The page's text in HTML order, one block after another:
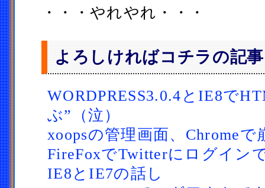
・・・やれやれ・・・
よろしければコチラの記
WORDPRESS3.0.4とIE8で
ぶ”（泣）
xoopsの管理画面、Chromeで
FireFoxでTwitterにログイン
IE8とIE7の話し